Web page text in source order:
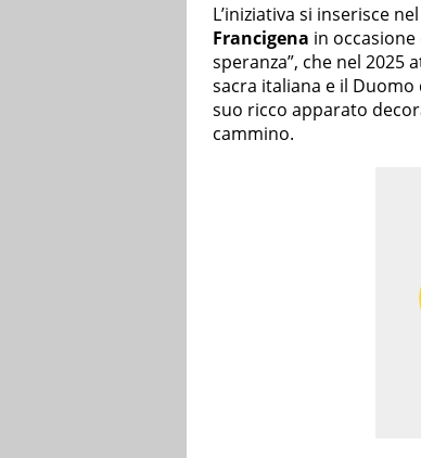
L’iniziativa si inserisce
Francigena in occasione
speranza”, che nel
sacra italiana e il
suo ricco apparato
cammino.